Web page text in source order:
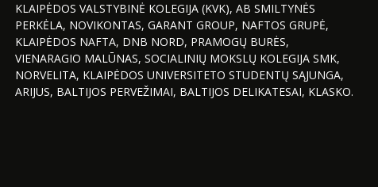
KLAIPĖDOS VALSTYBINĖ KOLEGIJA (KVK), AB SMILTYNĖS
PERKĖLA, NOVIKONTAS, GARANT GROUP, NAFTOS GRUPĖ,
KLAIPĖDOS NAFTA, DNB NORD, PRAMOGŲ BURĖS,
VIENARAGIO MALŪNAS, SOCIALINIŲ MOKSLŲ KOLEGIJA SMK,
NORVELITA, KLAIPĖDOS UNIVERSITETO STUDENTŲ SĄJUNGA,
ARIJUS, BALTIJOS PERVEŽIMAI, BALTIJOS DELIKATESAI, KLASKO.